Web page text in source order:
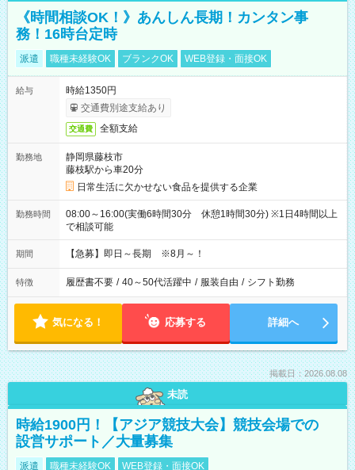
《時間相談OK！》あんしん長期！カンタン事
務！16時台定時
派遣 職種未経験OK ブランクOK WEB登録・面接OK
給与
時給1350円
交通費別途支給あり
交通費 全額支給
勤務地
静岡県藤枝市
藤枝駅から車20分
日常生活に欠かせない食品を提供する企業
勤務時間
08:00～16:00(実働6時間30分 休憩1時間30分) ※1日4時間以上
で相談可能
期間 【急募】即日～長期 ※8月～！
特徴 履歴書不要 / 40～50代活躍中 / 服装自由 / シフト勤務
気になる！ 応募する 詳細へ
掲載日：2026.08.08
未読
時給1900円！【アジア競技大会】競技会場での
設営サポート／大量募集
派遣 職種未経験OK WEB登録・面接OK